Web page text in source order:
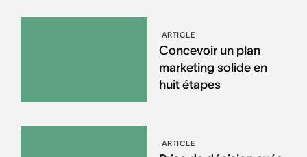
ARTICLE
Concevoir un plan
marketing solide en
huit étapes
ARTICLE